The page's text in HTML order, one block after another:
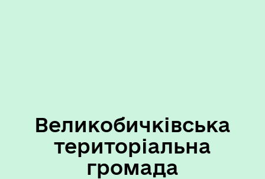
Великобичківська
територіальна
громада